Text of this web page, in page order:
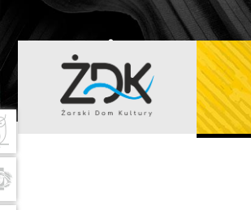
ŻARSKI